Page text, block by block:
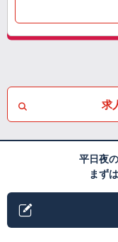
求
平日夜
まず